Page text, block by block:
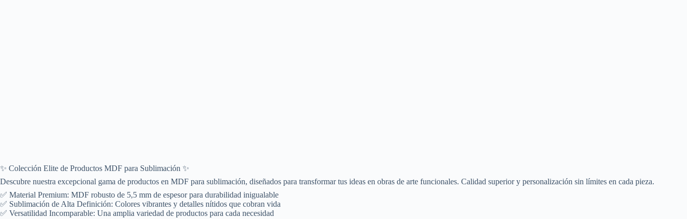
✨ Colección Elite de Productos MDF para Sublimación ✨
Descubre nuestra excepcional gama de productos en MDF para sublimación, diseñados para transformar tus ideas en obras de arte funcionales. Calidad superior y personalización sin límites en cada pieza.
✅ Material Premium: MDF robusto de 5,5 mm de espesor para durabilidad inigualable
✅ Sublimación de Alta Definición: Colores vibrantes y detalles nítidos que cobran vida
✅ Versatilidad Incomparable: Una amplia variedad de productos para cada necesidad